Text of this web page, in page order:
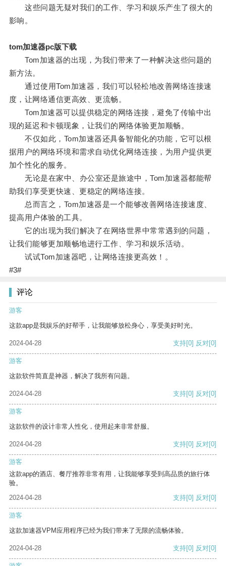
这些问题无疑对我们的工作、学习和娱乐产生了很大的
影响。
tom加速器pc版下载
Tom加速器的出现，为我们带来了一种解决这些问题的
新方法。
通过使用Tom加速器，我们可以轻松地改善网络连接速
度，让网络通信更高效、更流畅。
Tom加速器可以提供稳定的网络连接，避免了传输中出
现的延迟和卡顿现象，让我们的网络体验更加顺畅。
不仅如此，Tom加速器还具备智能化的功能，它可以根
据用户的网络环境和需求自动优化网络连接，为用户提供更
加个性化的服务。
无论是在家中、办公室还是旅途中，Tom加速器都能帮
助我们享受更快速、更稳定的网络连接。
总而言之，Tom加速器是一个能够改善网络连接速度、
提高用户体验的工具。
它的出现为我们解决了在网络世界中常常遇到的问题，
让我们能够更加顺畅地进行工作、学习和娱乐活动。
试试Tom加速器吧，让网络连接更高效！。
#3#
评论
游客
这款app是我娱乐的好帮手，让我能够放松身心，享受美好时光。
2024-04-28 支持[0] 反对[0]
游客
这款软件简直是神器，解决了我所有问题。
2024-04-28 支持[0] 反对[0]
游客
这款软件的设计非常人性化，使用起来非常舒服。
2024-04-28 支持[0] 反对[0]
游客
这款app的酒店、餐厅推荐非常有用，让我能够享受到高品质的旅行体
验。
2024-04-28
支持[0] 反对[0]
游客
这款加速器VPM应用程序已经为我们带来了无限的流畅体验。
2024-04-28 支持[0] 反对[0]